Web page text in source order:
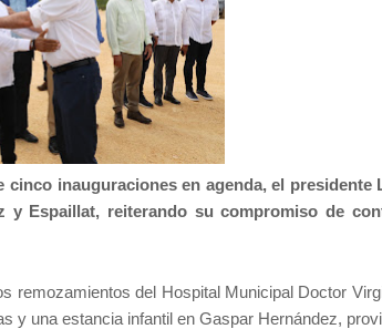
cinco inauguraciones en agenda, el presidente
y Espaillat, reiterando su compromiso de
remozamientos del Hospital Municipal Doctor
y una estancia infantil en Gaspar Hernández,